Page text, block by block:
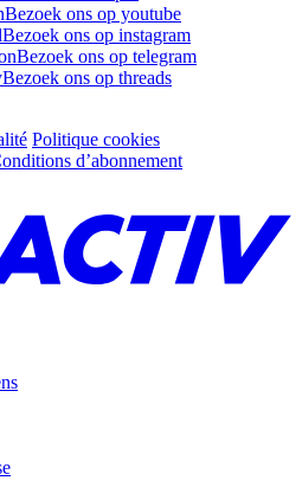
Bezoek ons op youtube
Bezoek ons op instagram
Bezoek ons op telegram
Bezoek ons op threads
Politique cookies
d’abonnement